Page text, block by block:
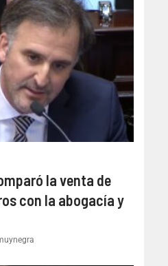
la venta de
con la abogacía y